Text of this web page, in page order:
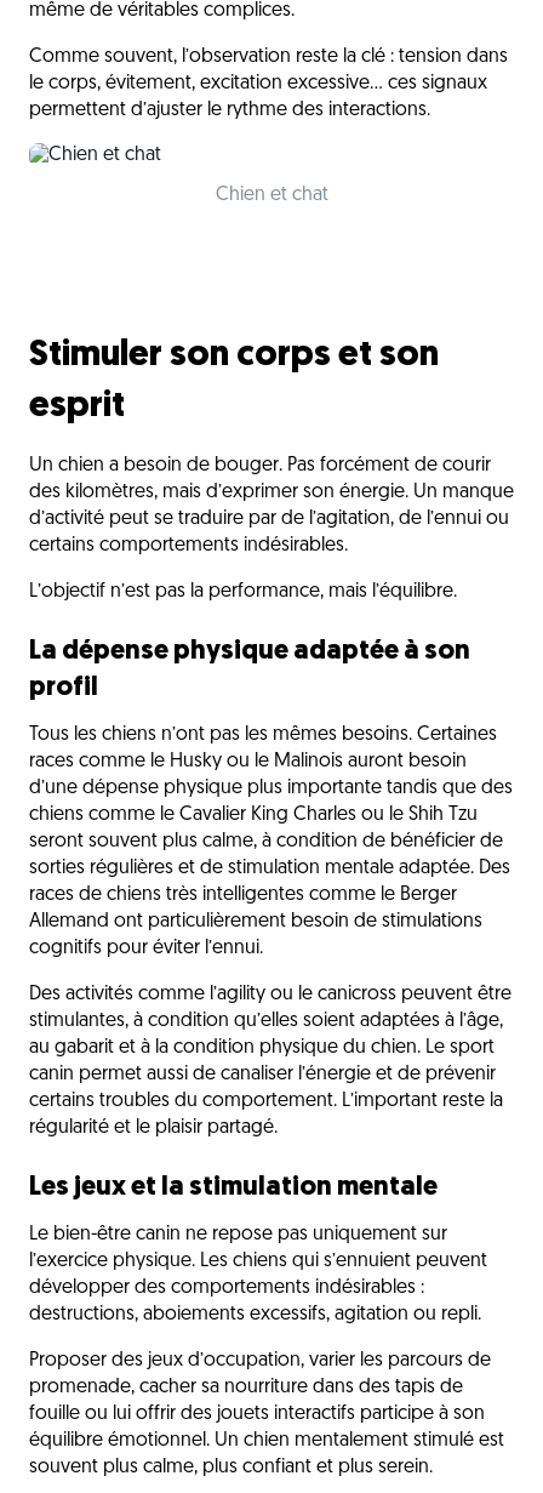
même de véritables complices.
Comme souvent, l’observation reste la clé : tension dans
le corps, évitement, excitation excessive… ces signaux
permettent d’ajuster le rythme des interactions.
Chien et chat
Stimuler son corps et son
esprit
Un chien a besoin de bouger. Pas forcément de courir
des kilomètres, mais d’exprimer son énergie. Un manque
d’activité peut se traduire par de l’agitation, de l’ennui ou
certains comportements indésirables.
L’objectif n’est pas la performance, mais l’équilibre.
La dépense physique adaptée à son
profil
Tous les chiens n’ont pas les mêmes besoins. Certaines
races comme le Husky ou le Malinois auront besoin
d’une dépense physique plus importante tandis que des
chiens comme le Cavalier King Charles ou le Shih Tzu
seront souvent plus calme, à condition de bénéficier de
sorties régulières et de stimulation mentale adaptée. Des
races de chiens très intelligentes comme le Berger
Allemand ont particulièrement besoin de stimulations
cognitifs pour éviter l’ennui.
Des activités comme l’agility ou le canicross peuvent être
stimulantes, à condition qu’elles soient adaptées à l’âge,
au gabarit et à la condition physique du chien. Le sport
canin permet aussi de canaliser l’énergie et de prévenir
certains troubles du comportement. L’important reste la
régularité et le plaisir partagé.
Les jeux et la stimulation mentale
Le bien-être canin ne repose pas uniquement sur
l’exercice physique. Les chiens qui s’ennuient peuvent
développer des comportements indésirables :
destructions, aboiements excessifs, agitation ou repli.
Proposer des jeux d’occupation, varier les parcours de
promenade, cacher sa nourriture dans des tapis de
fouille ou lui offrir des jouets interactifs participe à son
équilibre émotionnel. Un chien mentalement stimulé est
souvent plus calme, plus confiant et plus serein.